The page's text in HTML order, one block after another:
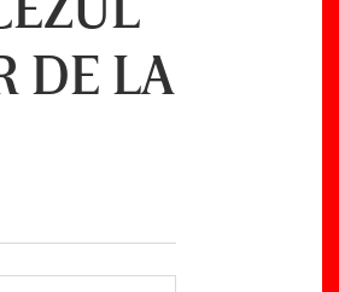
DE LA
SÂMBĂTĂ 08 AUG, 18:30
Farul